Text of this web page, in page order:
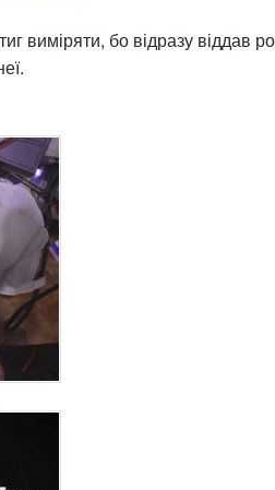
виміряти, бо відразу віддав